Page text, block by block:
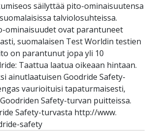
säilyttää pito-ominaisuutensa
talviolosuhteissa.
ominaisuudet ovat parantuneet
suomalaisen Test Worldin testien
on parantunut jopa yli 10
Taattua laatua oikeaan hintaan.
ainutlaatuisen Goodride Safety-
vaurioituisi tapaturmaisesti,
Safety-turvan puitteissa.
Safety-turvasta http://www.
safety